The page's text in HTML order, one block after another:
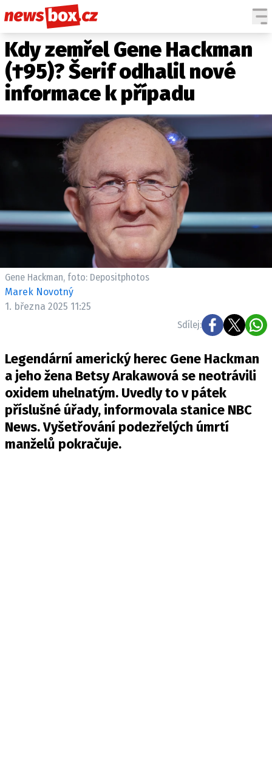
DOMÁCÍ
ZAHRANIČÍ
POČASÍ
KRIMI
SPOLEČNOST
ČESKÉ CELEBRITY
SVĚTOVÉ CELEBRITY
SLEDUJTE NÁS NA|
Máte příběh, fotku nebo video?
Pošlete e-mail na newsbox.cz
KONTAKT
VYDAVATEL
INZERCE
OSOBNÍ ÚDAJE / COOKIES
VOLNÁ MÍSTA
Kdy zemřel Gene Hackman
(†95)? Šerif odhalil nové
informace k případu
Gene Hackman, foto: Depositphotos
Marek Novotný
1. března 2025 11:25
Sdílej:
Legendární americký herec Gene Hackman
a jeho žena Betsy Arakawová se neotrávili
oxidem uhelnatým. Uvedly to v pátek
příslušné úřady, informovala stanice NBC
News. Vyšetřování podezřelých úmrtí
manželů pokračuje.